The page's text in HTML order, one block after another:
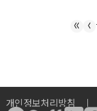
개인정보처리방침